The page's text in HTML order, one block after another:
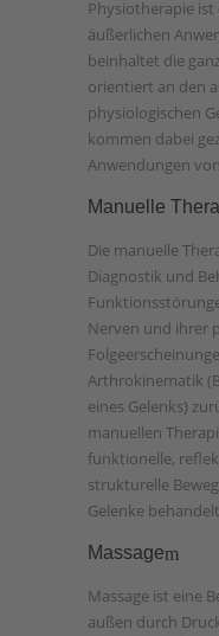
Physiotherapie
äußerlichen
beinhaltet die
orientiert an den
physiologischen
kommen dabei
Anwendungen
Manuelle
Die manuelle
Diagnostik und
Nerven und ihrer
Arthrokinematik
eines Gelenks)
manuellen
funktionelle,
strukturelle
Gelenke
Massage
Massage ist eine
außen durch